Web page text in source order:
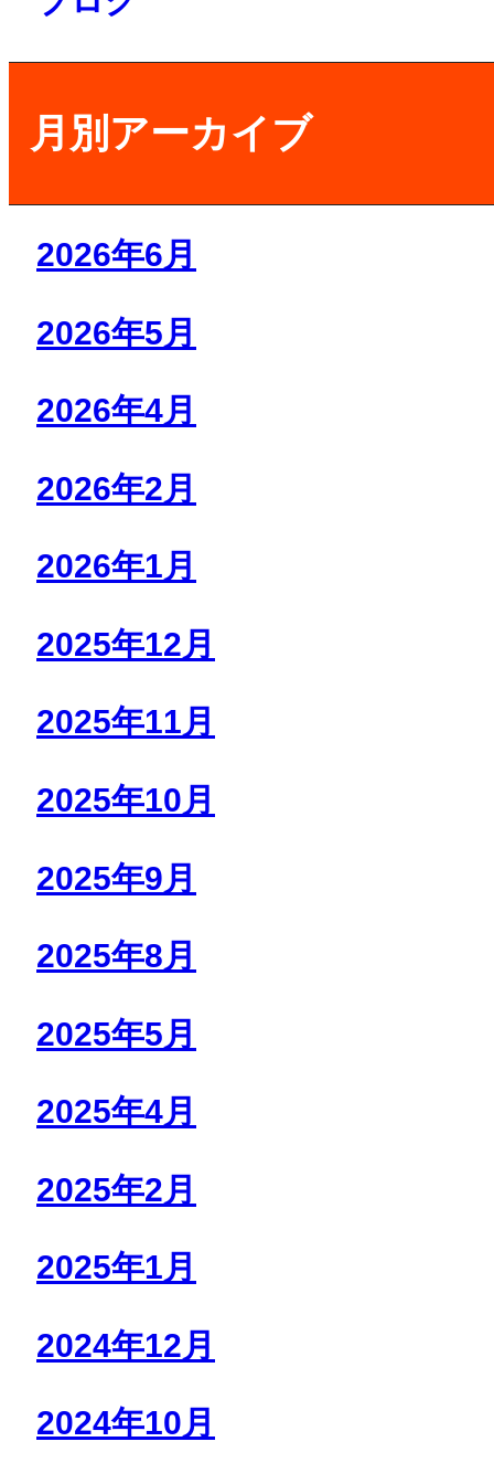
月別アーカイブ
2026年6月
2026年5月
2026年4月
2026年2月
2026年1月
2025年12月
2025年11月
2025年10月
2025年9月
2025年8月
2025年5月
2025年4月
2025年2月
2025年1月
2024年12月
2024年10月